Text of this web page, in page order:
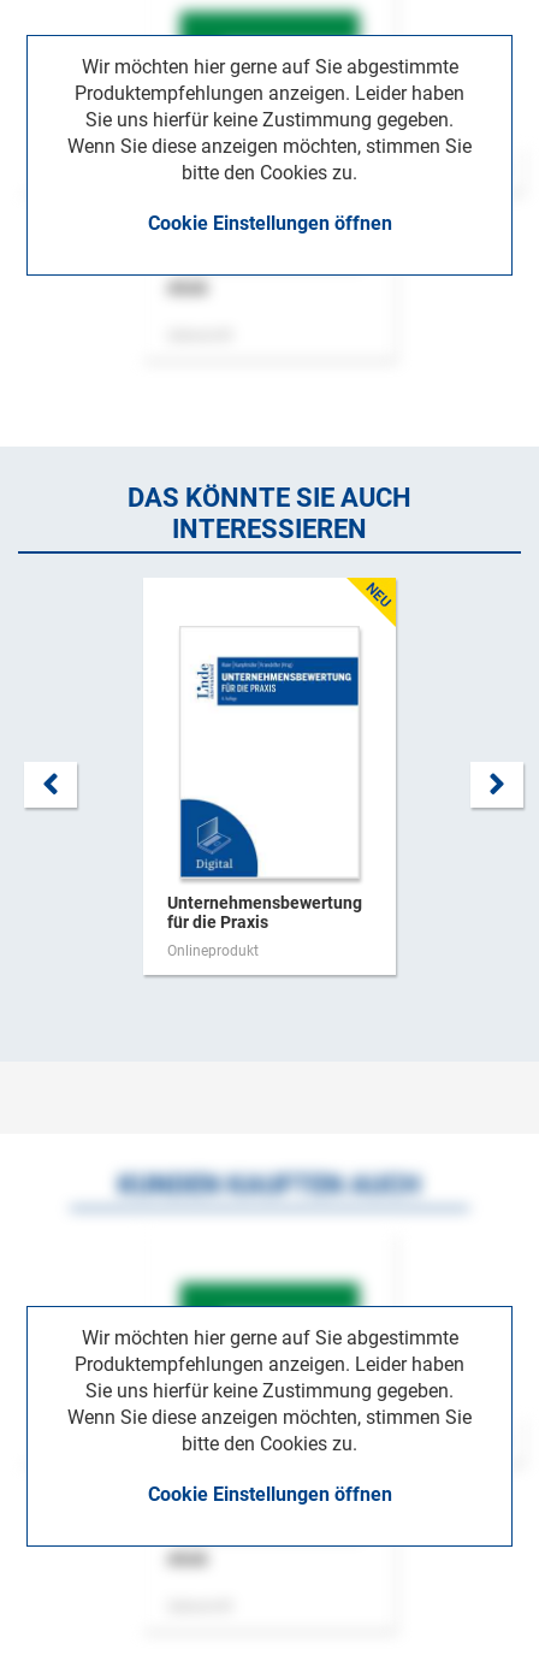
Wir möchten hier gerne auf Sie abgestimmte
Produktempfehlungen anzeigen. Leider haben
Sie uns hierfür keine Zustimmung gegeben.
Wenn Sie diese anzeigen möchten, stimmen Sie
bitte den Cookies zu.
Cookie Einstellungen öffnen
DAS KÖNNTE SIE AUCH
INTERESSIEREN
Unternehmensbewertung
für die Praxis
Onlineprodukt
Wir möchten hier gerne auf Sie abgestimmte
Produktempfehlungen anzeigen. Leider haben
Sie uns hierfür keine Zustimmung gegeben.
Wenn Sie diese anzeigen möchten, stimmen Sie
bitte den Cookies zu.
Cookie Einstellungen öffnen
KUNDEN KAUFTEN AUCH